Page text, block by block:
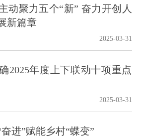
动聚力五个“新” 奋力开创人
新篇章
2025-03-31
2025年度上下联动十项重点
2025-03-31
进”赋能乡村“蝶变”